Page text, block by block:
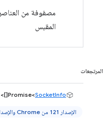
مصفوفة من
المقبس
المرتجعات
Promise<SocketInfo
[]>
الإصدار 121 من Chrome والإصدارات الأحدث